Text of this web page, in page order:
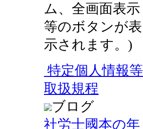
ム、全画面表示
等のボタンが表
示されます。)
特定個人情報等
取扱規程
ブログ
社労士國本の年